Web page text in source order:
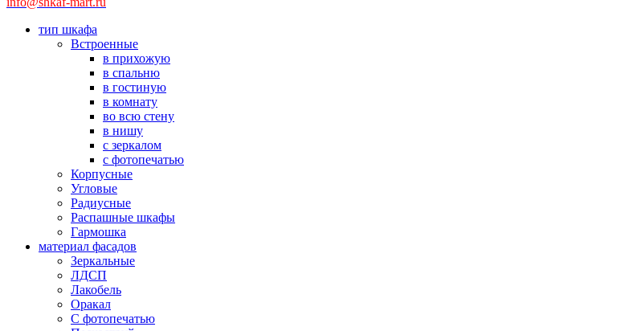
тип шкафа
Встроенные
в прихожую
в спальню
в гостиную
в комнату
во всю стену
в нишу
с зеркалом
с фотопечатью
Корпусные
Угловые
Радиусные
Распашные шкафы
Гармошка
материал фасадов
Зеркальные
ЛДСП
Лакобель
Оракал
С фотопечатью